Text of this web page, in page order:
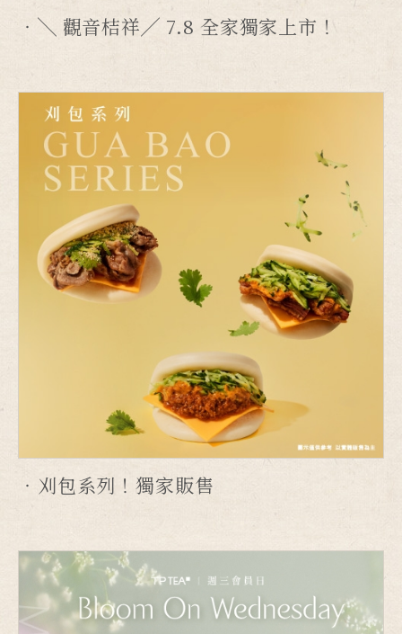
╲ 觀音桔祥╱ 7.8 全家獨家上市！
刈包系列！獨家販售